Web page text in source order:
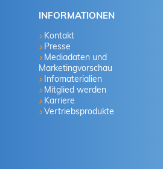
INFORMATIONEN
Kontakt
Presse
Mediadaten und
Marketingvorschau
Infomaterialien
Mitglied werden
Karriere
Vertriebsprodukte